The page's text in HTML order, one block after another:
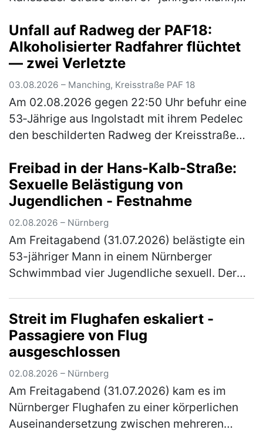
Kriminalpolizeiinspektion Amberg…(mehr)
Unfall auf Radweg der PAF18:
Alkoholisierter Radfahrer flüchtet
— zwei Verletzte
03.08.2026 – Manching, Kreisstraße PAF 18
Am 02.08.2026 gegen 22:50 Uhr befuhr eine
53‑Jährige aus Ingolstadt mit ihrem Pedelec
den beschilderten Radweg der Kreisstraße
Niederstimm. Ein 54‑Jähriger aus…(mehr)
Freibad in der Hans-Kalb-Straße:
Sexuelle Belästigung von
Jugendlichen - Festnahme
02.08.2026 – Nürnberg
Am Freitagabend (31.07.2026) belästigte ein
53-jähriger Mann in einem Nürnberger
Schwimmbad vier Jugendliche sexuell. Der
(mehr)
Streit im Flughafen eskaliert -
Passagiere von Flug
ausgeschlossen
02.08.2026 – Nürnberg
Am Freitagabend (31.07.2026) kam es im
Nürnberger Flughafen zu einer körperlichen
Auseinandersetzung zwischen mehreren